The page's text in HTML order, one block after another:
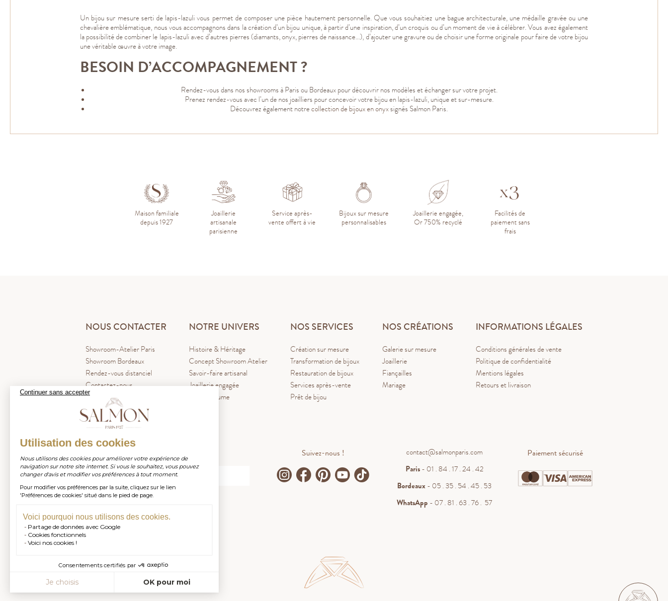
Continuer sans accepter
Utilisation des cookies
Nous utilisons des cookies pour améliorer votre expérience de
navigation sur notre site internet. Si vous le souhaitez, vous pouvez
changer d'avis et modifier vos préférences à tout moment.
Pour modifier vos préférences par la suite, cliquez sur le lien
'Préférences de cookies' situé dans le pied de page.
Voici pourquoi nous utilisons des cookies.
Partage de données avec Google
Cookies fonctionnels
Voici nos cookies !
Consentements certifiés par
Je choisis OK pour moi
WHATSAPP
Un bijou sur mesure serti de lapis-lazuli vous permet de composer une pièce hautement personnelle. Que vous souhaitiez une bague architecturale, une médaille gravée ou une
chevalière emblématique, nous vous accompagnons dans la création d’un bijou unique, à partir d’une inspiration, d’un croquis ou d’un moment de vie à célébrer. Vous avez également
la possibilité de combiner le lapis-lazuli avec d’autres pierres (diamants, onyx, pierres de naissance…), d’ajouter une gravure ou de choisir une forme originale pour faire de votre bijou
une véritable œuvre à votre image.
BESOIN D’ACCOMPAGNEMENT ?
Rendez-vous dans nos showrooms à Paris ou Bordeaux pour découvrir nos modèles et échanger sur votre projet.
Prenez rendez-vous avec l’un de nos joailliers pour concevoir votre bijou en lapis-lazuli, unique et sur-mesure.
Découvrez également notrecollection de bijoux en onyxsignés Salmon Paris.
Maison familiale
depuis 1927
Joaillerie
artisanale
parisienne
Service après-
vente offert à vie
Bijoux sur mesure
personnalisables
Joaillerie engagée,
Or 750% recyclé
Facilités de
paiement sans
frais
NOUS CONTACTER
Showroom-Atelier Paris
Showroom Bordeaux
Rendez-vous distanciel
Contactez-nous
NOTRE UNIVERS
Histoire & Héritage
Concept Showroom Atelier
Savoir-faire artisanal
Joaillerie engagée
Blog La Plume
NOS SERVICES
Création sur mesure
Transformation de bijoux
Restauration de bijoux
Services après-vente
Prêt de bijou
NOS CRÉATIONS
Galerie sur mesure
Joaillerie
Fiançailles
Mariage
INFORMATIONS LÉGALES
Conditions générales de vente
Politique de confidentialité
Mentions légales
Retours et livraison
Inscrivez-vous à notre newsletter
S'INSCRIRE
Suivez-nous !
contact@salmonparis.com
Paris- 01 . 84 . 17 . 24 . 42
Bordeaux- 05 . 35 . 54 . 45 . 53
WhatsApp - 07 . 81 . 63 . 76 . 57
Paiement sécurisé